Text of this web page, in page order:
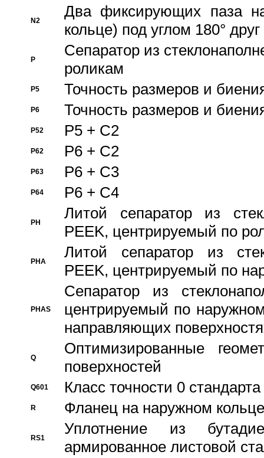
N2
Два фиксирующих паза
кольце) под углом 180° друг
P
Cепаратор из
роликам
P5 Точность размеров и
P6 Точность размеров и
P52 P5 + C2
P62 P6 + C2
P63 P6 + C3
P64 P6 + C4
PH
Литой сепаратор из
PEEK, центрируемый по
PHA
Литой сепаратор из
PEEK, центрируемый по
PHAS
Сепаратор из
центрируемый по
направляющих
Q
Оптимизированные
поверхностей
Q601 Класс точности 0
R Фланец на наружном кольце
RS1
Уплотнение из
армированное листовой